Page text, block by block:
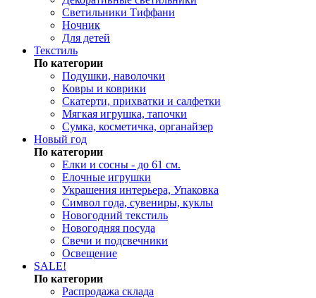
Светильники Тиффани
Ночник
Для детей
Текстиль
По категории
Подушки, наволочки
Ковры и коврики
Скатерти, прихватки и салфетки
Мягкая игрушка, тапочки
Сумка, косметичка, органайзер
Новый год
По категории
Елки и сосны - до 61 см.
Елочные игрушки
Украшения интерьера, Упаковка
Символ года, сувениры, куклы
Новогодний текстиль
Новогодняя посуда
Свечи и подсвечники
Освещение
SALE!
По категории
Распродажа склада